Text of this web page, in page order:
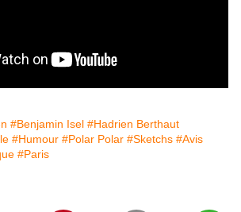
#Benjamin Isel #Hadrien Berthaut
#Humour #Polar Polar #Sketchs #Avis
#Paris